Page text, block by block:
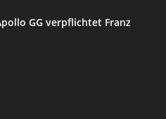
GG verpflichtet Franz